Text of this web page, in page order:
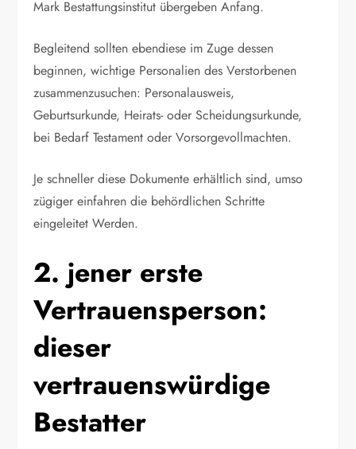
Mark Bestattungsinstitut übergeben Anfang.
Begleitend sollten ebendiese im Zuge dessen
beginnen, wichtige Personalien des Verstorbenen
zusammenzusuchen: Personalausweis,
Geburtsurkunde, Heirats- oder Scheidungsurkunde,
bei Bedarf Testament oder Vorsorgevollmachten.
Je schneller diese Dokumente erhältlich sind, umso
zügiger einfahren die behördlichen Schritte
eingeleitet Werden.
2. jener erste
Vertrauensperson:
dieser
vertrauenswürdige
Bestatter